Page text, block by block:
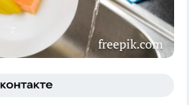
freepik.com